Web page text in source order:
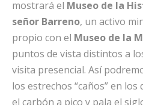
mostrará el Museo de la
señor Barreno, un activo
propio con el Museo de la
puntos de vista distintos a
visita presencial. Así
los estrechos “caños” en
el carbón a pico y pala el